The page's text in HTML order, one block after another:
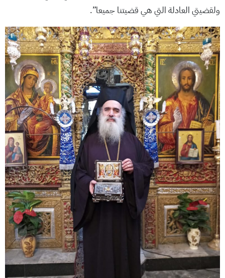
ولقضيتي العادلة التي هي قضيتنا جميعا”.